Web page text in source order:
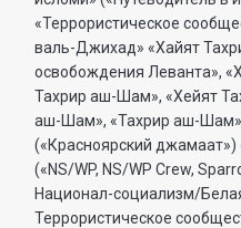
«Террористическое
валь-Джихад» «Хайят
освобождения Леванта»,
Тахрир аш-Шам», «Хейят
аш-Шам», «Тахрир аш-
(«Красноярский джамаат»)
(«NS/WP, NS/WP Crew,
Национал-социализм/
Террористическое